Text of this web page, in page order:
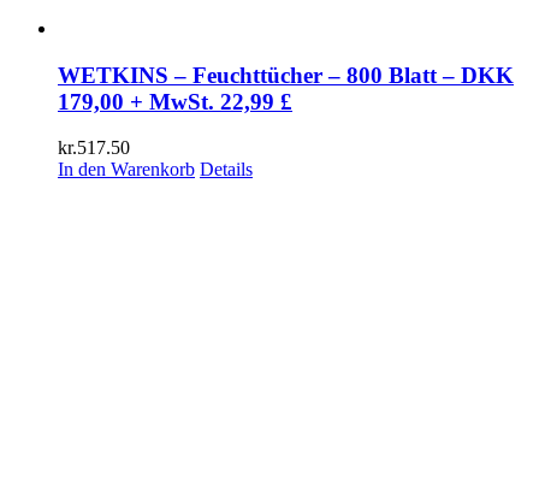
WETKINS – Feuchttücher – 800 Blatt – DKK
179,00 + MwSt. 22,99 £
kr.517.50
In den Warenkorb Details